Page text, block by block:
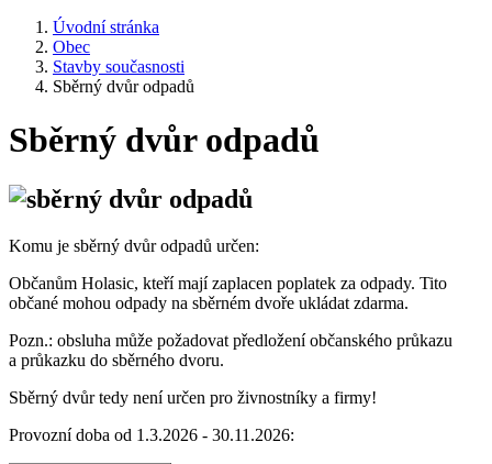
Úvodní stránka
Obec
Stavby současnosti
Sběrný dvůr odpadů
Sběrný dvůr odpadů
Komu je sběrný dvůr odpadů určen:
Občanům Holasic, kteří mají zaplacen poplatek za odpady. Tito
občané mohou odpady na sběrném dvoře ukládat zdarma.
Pozn.: obsluha může požadovat předložení občanského průkazu
a průkazku do sběrného dvoru.
Sběrný dvůr tedy není určen pro živnostníky a firmy!
Provozní doba od 1.3.2026 - 30.11.2026: